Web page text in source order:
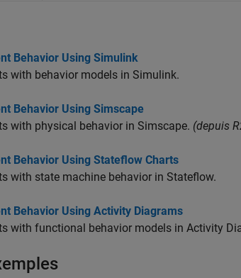
Behavior Using Simulink
with behavior models in Simulink.
Behavior Using Simscape
with physical behavior in Simscape. (depuis
Behavior Using Stateflow Charts
with state machine behavior in Stateflow.
Behavior Using Activity Diagrams
with functional behavior models in Activity